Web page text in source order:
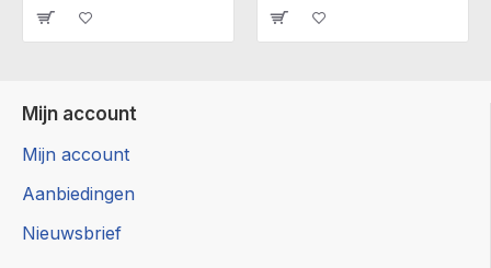
Mijn account
Mijn account
Aanbiedingen
Nieuwsbrief